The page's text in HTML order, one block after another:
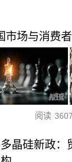
市场与消费
阅读 3607
晶硅新政：